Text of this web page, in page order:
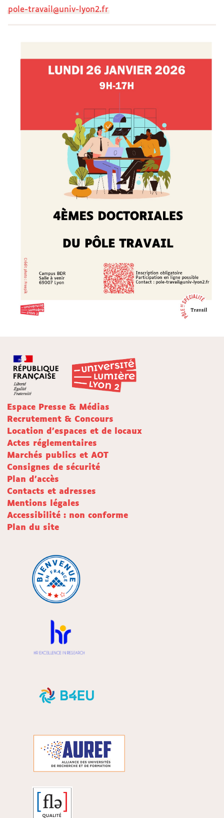
pole-travail@univ-lyon2.fr
Espace Presse & Médias
Recrutement & Concours
Location d'espaces et de locaux
Actes réglementaires
Marchés publics et AOT
Consignes de sécurité
Plan d'accès
Contacts et adresses
Mentions légales
Accessibilité : non conforme
Plan du site